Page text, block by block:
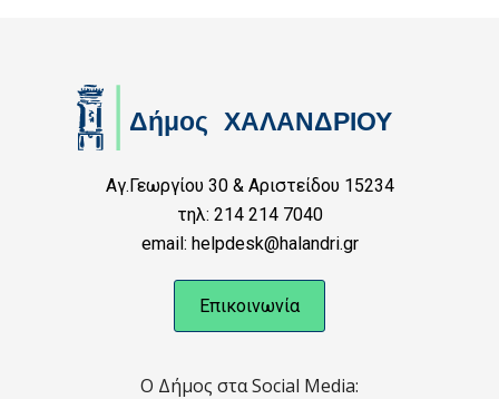
Αγ.Γεωργίου 30 & Αριστείδου 15234
τηλ: 214 214 7040
email: helpdesk@halandri.gr
Επικοινωνία
Ο Δήμος στα Social Media: